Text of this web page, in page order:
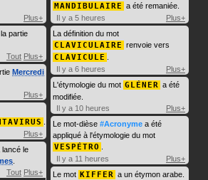
Plus+
partie
Tout Plus+
Mercredi
Plus+
Plus+
lancé le
Tout Plus+
MANDIBULAIRE a été remaniée.
Il y a 5 heures
Plus+
La définition du mot
CLAVICULAIRE renvoie vers
CLAVICULE
Il y a 6 heures
Plus+
L'étymologie du mot GLÉNER a été
modifiée.
Il y a 10 heures
Plus+
Le mot-dièse #Acronyme a été
appliqué à l'étymologie du mot
VESPÉTRO
Il y a 11 heures
Plus+
Le mot KIFFER a un étymon arabe.